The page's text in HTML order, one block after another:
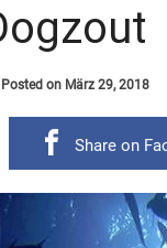
Posted on März 29, 2018
Share on